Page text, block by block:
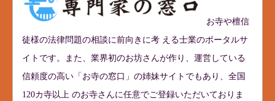
お寺や檀信
徒様の法律問題の相談に前向きに考 える士業のポータルサ
イトです。また、業界初のお坊さんが作り、運営している
信頼度の高い「お寺の窓口」の姉妹サイトでもあり、全国
120カ寺以上 のお寺さんに任意でご登録いただいておりま